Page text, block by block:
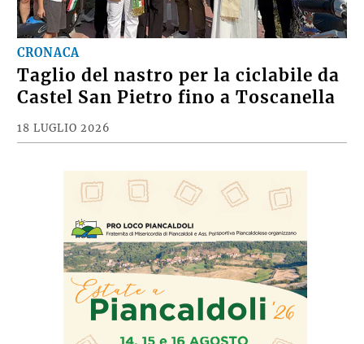
CRONACA
Taglio del nastro per la ciclabile da
Castel San Pietro fino a Toscanella
18 LUGLIO 2026